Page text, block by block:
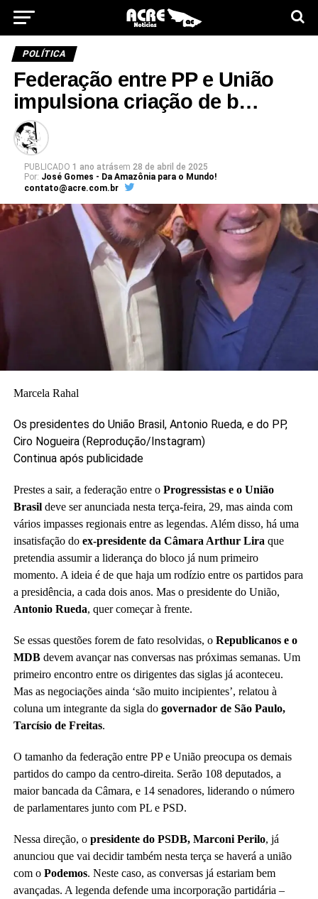
POLÍTICA
Federação entre PP e União
impulsiona criação de b…
PUBLICADO 1 ano atrásem 28 de abril de 2025
Por: José Gomes - Da Amazônia para o Mundo!
contato@acre.com.br
Marcela Rahal
Os presidentes do União Brasil, Antonio Rueda, e do PP,
Ciro Nogueira (Reprodução/Instagram)
Continua após publicidade
Prestes a sair, a federação entre o Progressistas e o União
Brasildeve ser anunciada nesta terça-feira, 29, mas ainda com
vários impasses regionais entre as legendas. Além disso, há uma
insatisfação do ex-presidente da Câmara Arthur Lira que
pretendia assumir a liderança do bloco já num primeiro
momento. A ideia é de que haja um rodízio entre os partidos para
a presidência, a cada dois anos. Mas o presidente do União,
Antonio Rueda, quer começar à frente.
Se essas questões forem de fato resolvidas, o Republicanos e o
MDBdevem avançar nas conversas nas próximas semanas. Um
primeiro encontro entre os dirigentes das siglas já aconteceu.
Mas as negociações ainda ‘são muito incipientes’, relatou à
coluna um integrante da sigla do governador de São Paulo,
Tarcísio de Freitas.
O tamanho da federação entre PP e União preocupa os demais
partidos do campo da centro-direita. Serão 108 deputados, a
maior bancada da Câmara, e 14 senadores, liderando o número
de parlamentares junto com PL e PSD.
Nessa direção, o presidente do PSDB, Marconi Perilo, já
anunciou que vai decidir também nesta terça se haverá a união
com oPodemos. Neste caso, as conversas já estariam bem
avançadas. A legenda defende uma incorporação partidária –